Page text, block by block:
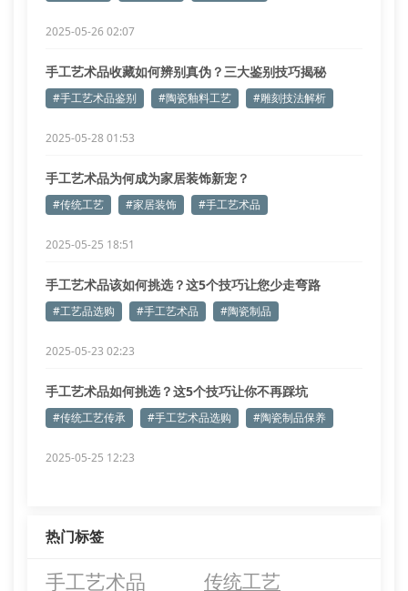
2025-05-26 02:07
手工艺术品收藏如何辨别真伪？三大鉴别技巧揭秘
#手工艺术品鉴别 #陶瓷釉料工艺 #雕刻技法解析
2025-05-28 01:53
手工艺术品为何成为家居装饰新宠？
#传统工艺 #家居装饰 #手工艺术品
2025-05-25 18:51
手工艺术品该如何挑选？这5个技巧让您少走弯路
#工艺品选购 #手工艺术品 #陶瓷制品
2025-05-23 02:23
手工艺术品如何挑选？这5个技巧让你不再踩坑
#传统工艺传承 #手工艺术品选购 #陶瓷制品保养
2025-05-25 12:23
热门标签
手工艺术品 传统工艺